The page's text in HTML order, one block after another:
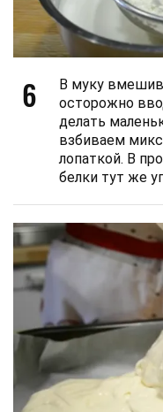
6
В муку
осторожно
делать
взбиваем
лопаткой. В
белки тут же